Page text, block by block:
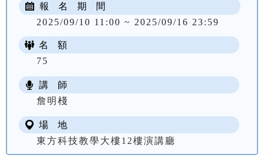
報 名 期 間
2025/09/10 11:00 ~ 2025/09/16 23:59
名 額
75
講 師
詹明棧
場 地
東方科技教學大樓12樓演講廳